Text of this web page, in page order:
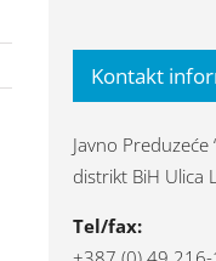
Kontakt
Javno Preduzeće
distrikt BiH Ulica
Tel/fax: